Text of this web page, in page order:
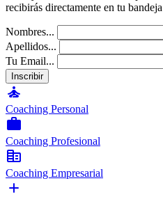
recibirás directamente en tu
Nombres...
Apellidos...
Tu Email...
Inscribir
self_improvement
Coaching Personal
work
Coaching Profesional
corporate_fare
Coaching Empresarial
add